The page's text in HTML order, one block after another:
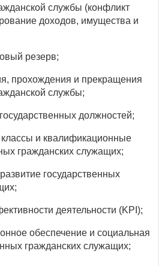
службы (конфликт
доходов, имущества и
резерв;
прохождения и прекращения
службы;
должностей;
и квалификационные
гражданских служащих;
государственных
деятельности (KPI);
обеспечение и социальная
гражданских служащих;